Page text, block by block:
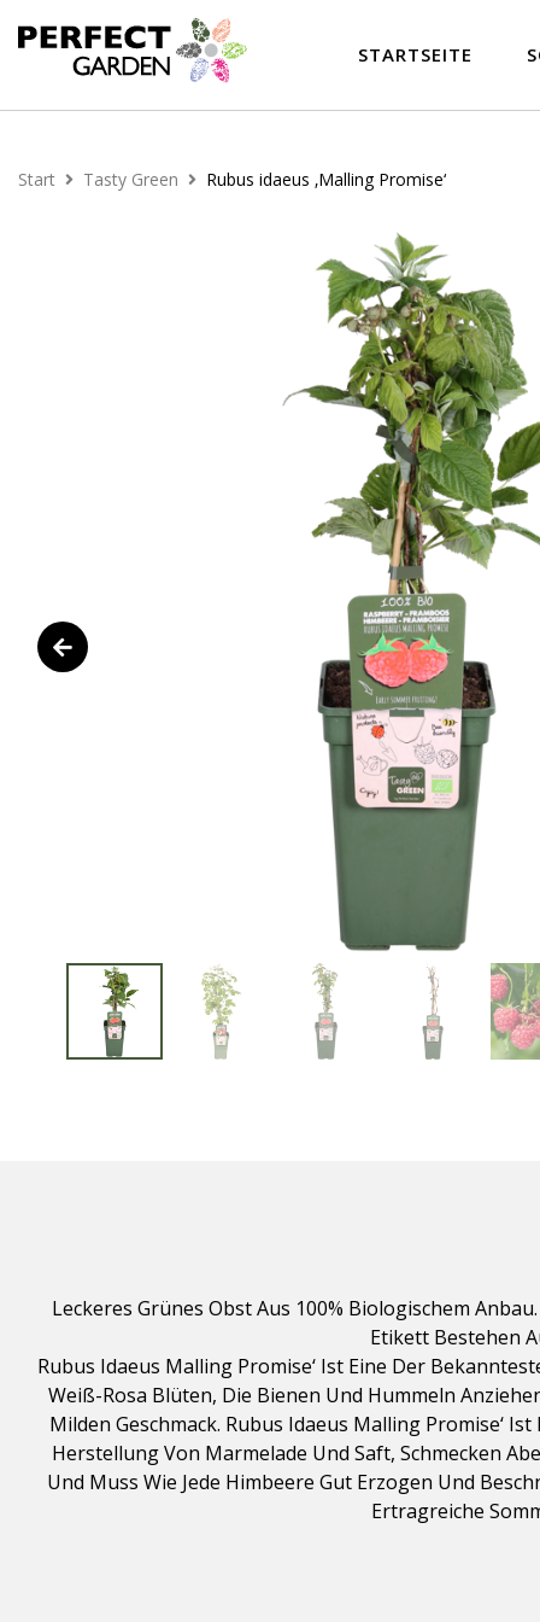
STARTSEITE
Start Tasty Green Rubus idaeus ‚Malling Promise‘
Leckeres Grünes Obst Aus 100% Biologischem
Etikett Bestehen
Rubus Idaeus Malling Promise‘ Ist Eine Der
Weiß-Rosa Blüten, Die Bienen Und Hummeln
Milden Geschmack. Rubus Idaeus Malling Promise‘
Herstellung Von Marmelade Und Saft, Schmecken
Und Muss Wie Jede Himbeere Gut Erzogen Und
Ertragreiche